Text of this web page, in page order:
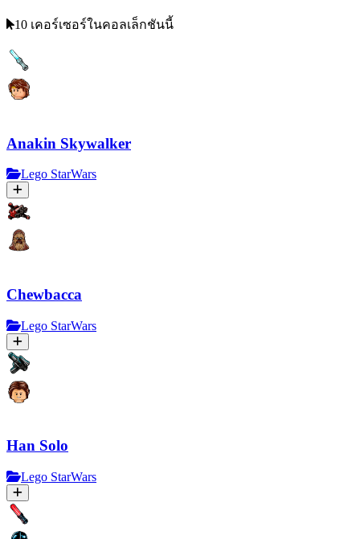
10 เคอร์เซอร์ในคอลเล็กชันนี้
Anakin Skywalker
Lego StarWars
Chewbacca
Lego StarWars
Han Solo
Lego StarWars